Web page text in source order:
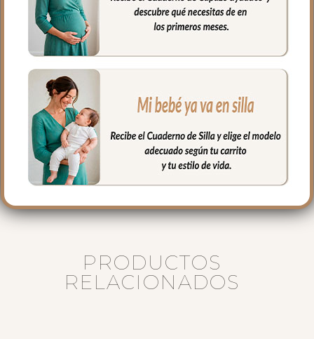
puedes usar con el colchón arriba o con
el colchón abajo como más te guste.
Puedes lavar a mano o en lavadora,
siempre agua fría, jabones no abrasivos y
secado al natural.
Medidas:
Largo: 76 cm
Alto 23 cm
Ancho 32 cm
PRODUCTOS
RELACIONADOS